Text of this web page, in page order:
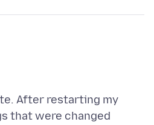
After restarting my
that were changed